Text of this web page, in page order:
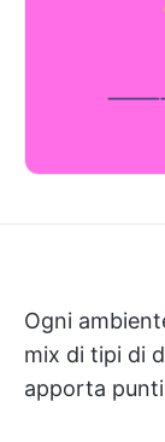
Ogni
mix di tipi di
apporta